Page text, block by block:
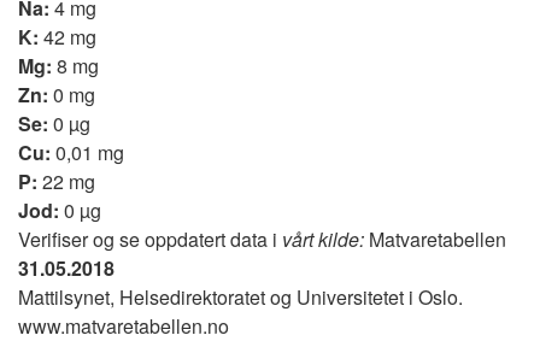
Na: 4 mg
K: 42 mg
Mg: 8 mg
Zn: 0 mg
Se: 0 µg
Cu: 0,01 mg
P: 22 mg
Jod: 0 µg
Verifiser og se oppdatert data i vårt kilde: Matvaretabellen
31.05.2018
Mattilsynet, Helsedirektoratet og Universitetet i Oslo.
www.matvaretabellen.no